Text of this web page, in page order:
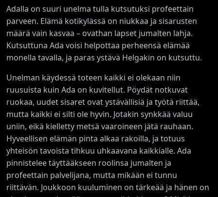
Adalla on suuri unelma tulla kutsutuksi profeettain
parveen. Elämä kotikylässä on niukkaa ja sisarusten
määrä vain kasvaa – ovathan lapset jumalten lahja.
Kutsuttuna Ada voisi helpottaa perheensä elämää
monella tavalla, ja paras ystävä Helgakin on kutsuttu.
Unelman käydessä toteen kaikki ei olekaan niin
ruusuista kuin Ada on kuvitellut. Pöydät notkuvat
ruokaa, uudet sisaret ovat ystävällisiä ja työtä riittää,
mutta kaikki ei silti ole hyvin. Jotakin synkkää valuu
uniin, eikä kielletty metsä vaaroineen jätä rauhaan.
Hyveellisen elämän pinta alkaa rakoilla, ja totuus
yhteisön tavoista tihkuu uhkaavana kaikkialle. Ada
pinnistelee täyttääkseen roolinsa jumalten ja
profeettain palvelijana, mutta mikään ei tunnu
riittävän. Joukkoon kuuluminen on tärkeää ja hänen on